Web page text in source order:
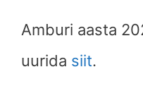
Amburi aasta
uurida siit.